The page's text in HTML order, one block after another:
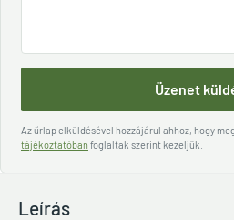
Üzenet
Az űrlap elküldésével hozzájárul ahhoz, hogy
tájékoztatóban foglaltak szerint kezeljük.
Leírás